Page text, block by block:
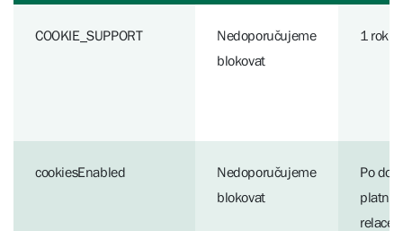
COOKIE_SUPPORT
Nedoporučujeme
blokovat
1 rok
cookiesEnabled
Nedoporučujeme
blokovat
Po
relace